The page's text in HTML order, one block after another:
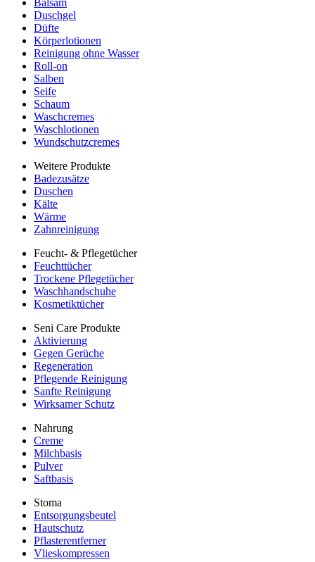
Balsam
Duschgel
Düfte
Körperlotionen
Reinigung ohne Wasser
Roll-on
Salben
Seife
Schaum
Waschcremes
Waschlotionen
Wundschutzcremes
Weitere Produkte
Badezusätze
Duschen
Kälte
Wärme
Zahnreinigung
Feucht- & Pflegetücher
Feuchttücher
Trockene Pflegetücher
Waschhandschuhe
Kosmetiktücher
Seni Care Produkte
Aktivierung
Gegen Gerüche
Regeneration
Pflegende Reinigung
Sanfte Reinigung
Wirksamer Schutz
Nahrung
Creme
Milchbasis
Pulver
Saftbasis
Stoma
Entsorgungsbeutel
Hautschutz
Pflasterentferner
Vlieskompressen